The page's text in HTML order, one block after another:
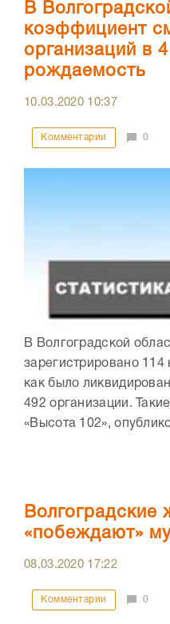
В
коэффициент
организаций в
рождаемость
10.03.2020 10:37
Комментарии 0
В Волгоградской
зарегистрировано 114
как было
492 организации.
«Высота 102»,
«побеждают»
08.03.2020 17:22
Комментарии 0